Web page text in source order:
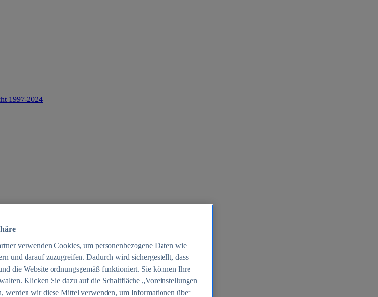
1997-2024
verwenden Cookies, um personenbezogene Daten wie
und darauf zuzugreifen. Dadurch wird sichergestellt, dass
die Website ordnungsgemäß funktioniert. Sie können Ihre
Klicken Sie dazu auf die Schaltfläche „Voreinstellungen
werden wir diese Mittel verwenden, um Informationen über